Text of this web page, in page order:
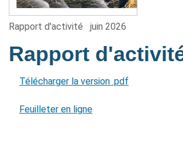
Rapport d'activité juin 2026
Rapport
Télécharger la version .pdf
Feuilleter en ligne